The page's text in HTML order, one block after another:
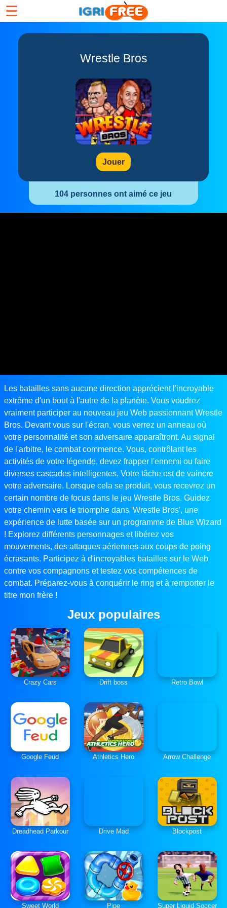
☰
Wrestle Bros
Jouer
104 personnes ont aimé ce jeu
Les batailles sans aucune direction apprécient l'incroyable
extrême d'un bout à l'autre de la planète. Vous voudrez
vraiment participer au nouveau jeu Web passionnant Wrestle
Bros. Devant vous sur l'écran, vous verrez un anneau où
votre personnalité et son adversaire apparaîtront. Au signal
de l'arbitre, le combat commence. Vous, contrôlant les
activités de votre légende, devez frapper l'ennemi ou faire
diverses cascades intelligentes. Votre tâche est de vaincre
votre adversaire. Lorsque cela se produit, vous recevrez un
certain nombre de focus dans le jeu Wrestle Bros. Guidez
votre chemin vers le triomphe dans 'Wrestle Bros', une
expérience de lutte basée sur un programme de Blue Wizard
! Explorez différents personnages et libérez vos
mouvements, des attaques aériennes aux coups de poing
écrasants. Participez à d'incroyables batailles sur le Web
contre vos compagnons et testez vos compétences de
combat. Préparez-vous à conquérir le ring et à remporter le
titre mon frère !
Jeux populaires
Crazy Cars Drift boss Retro Bowl
Google Feud Athletics Hero Arrow Challenge
Dreadhead Parkour Drive Mad Blockpost
Sweet World Pipe Super Liquid Soccer